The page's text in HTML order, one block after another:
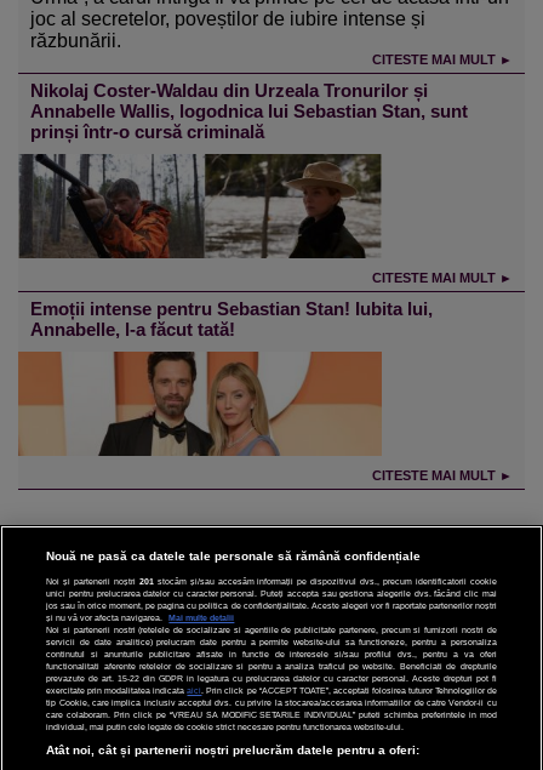
joc al secretelor, poveștilor de iubire intense și
răzbunării.
CITESTE MAI MULT ►
Nikolaj Coster-Waldau din Urzeala Tronurilor și
Annabelle Wallis, logodnica lui Sebastian Stan, sunt
prinși într-o cursă criminală
CITESTE MAI MULT ►
Emoții intense pentru Sebastian Stan! Iubita lui,
Annabelle, l-a făcut tată!
CITESTE MAI MULT ►
CINEMA
DIVERTISMENT
STIRI
TEHNOLOGIE
SPORT
Nouă ne pasă ca datele tale personale să rămână confidențiale
Noi și partenerii noștri 201 stocăm și/sau accesăm informații pe dispozitivul dvs., precum identificatorii cookie
unici pentru prelucrarea datelor cu caracter personal. Puteți accepta sau gestiona alegerile dvs. făcând clic mai
jos sau în orice moment, pe pagina cu politica de confidențialitate. Aceste alegeri vor fi raportate partenerilor noștri
și nu vă vor afecta navigarea.
Mai multe detalii
Noi si partenerii nostri (retelele de socializare si agentiile de publicitate partenere, precum si furnizorii nostri de
servicii de date analitice) prelucram date pentru a permite website-ului sa functioneze, pentru a personaliza
continutul si anunturile publicitare afisate in functie de interesele si/sau profilul dvs., pentru a va oferi
functionalitati aferente retelelor de socializare si pentru a analiza traficul pe website. Beneficiati de drepturile
prevazute de art. 15-22 din GDPR in legatura cu prelucrarea datelor cu caracter personal. Aceste drepturi pot fi
exercitate prin modalitatea indicataaici . Prin click pe “ACCEPT TOATE”, acceptati folosirea tuturor Tehnologiilor de
tip Cookie, care implica inclusiv acceptul dvs. cu privire la stocarea/accesarea informatiilor de catre Vendor-ii cu
care colaboram. Prin click pe “VREAU SA MODIFIC SETARILE INDIVIDUAL” puteti schimba preferintele in mod
individual, mai putin cele legate de cookie strict necesare pentru functionarea website-ului.
Atât noi, cât și partenerii noștri prelucrăm datele pentru a oferi: